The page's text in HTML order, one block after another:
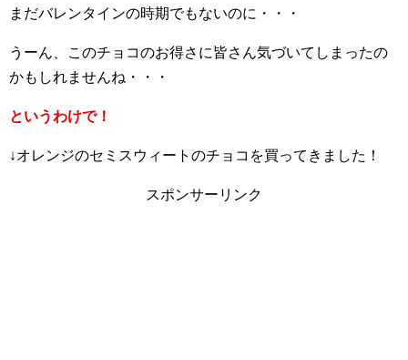
まだバレンタインの時期でもないのに・・・
うーん、このチョコのお得さに皆さん気づいてしまったの
かもしれませんね・・・
というわけで！
↓オレンジのセミスウィートのチョコを買ってきました！
スポンサーリンク